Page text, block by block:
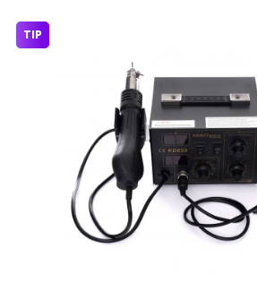
Príslušenstvo pre automobily
Vybavenie a hračky pre deti
Domácnosť
Ochranné pracovné pomôcky
Vianoce
TIP